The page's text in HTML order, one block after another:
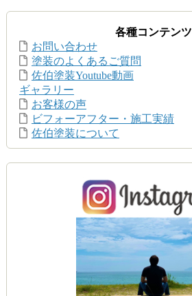
各種コンテンツ
お問い合わせ
塗装のよくあるご質問
佐伯塗装Youtube動画
ギャラリー
お客様の声
ビフォーアフター・施工実績
佐伯塗装について